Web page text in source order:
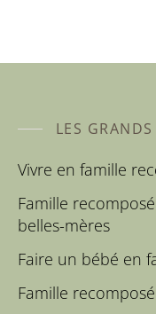
LES
Vivre en famille
Famille
belles-mères
Faire un bébé en
Famille